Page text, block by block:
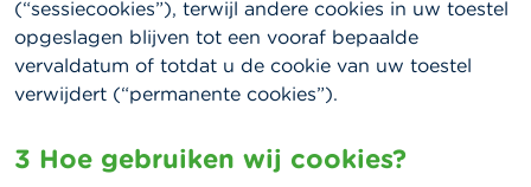
(“sessiecookies”), terwijl andere cookies in uw toestel
opgeslagen blijven tot een vooraf bepaalde
vervaldatum of totdat u de cookie van uw toestel
verwijdert (“permanente cookies”).
3 Hoe gebruiken wij cookies?